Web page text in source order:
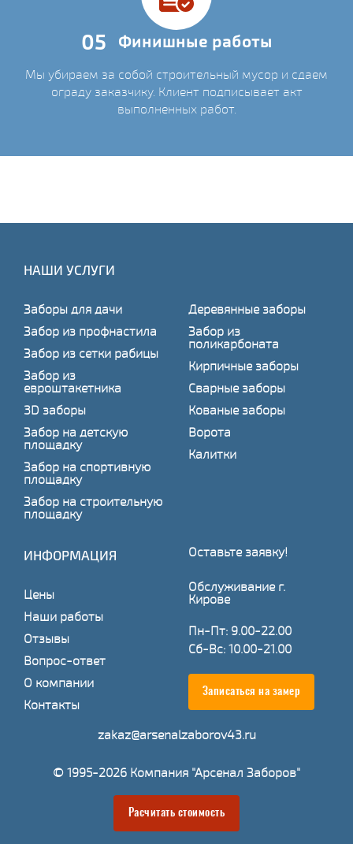
05 Финишные работы
Мы убираем за собой строительный мусор и сдаем
ограду заказчику. Клиент подписывает акт
выполненных работ.
НАШИ УСЛУГИ
Заборы для дачи
Забор из профнастила
Забор из сетки рабицы
Забор из
евроштакетника
3D заборы
Забор на детскую
площадку
Забор на спортивную
площадку
Забор на строительную
площадку
Деревянные заборы
Забор из
поликарбоната
Кирпичные заборы
Сварные заборы
Кованые заборы
Ворота
Калитки
ИНФОРМАЦИЯ
Цены
Наши работы
Отзывы
Вопрос-ответ
О компании
Контакты
Оставьте заявку!
Обслуживание г.
Кирове
Пн-Пт: 9.00-22.00
Сб-Вс: 10.00-21.00
Записаться на замер
zakaz@arsenalzaborov43.ru
© 1995-2026 Компания "Арсенал Заборов"
Расчитать стоимость